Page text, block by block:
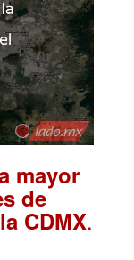
mayor
de
CDMX.